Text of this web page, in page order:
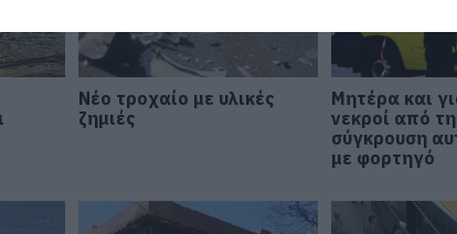
Νέο τροχαίο με υλικές
ζημιές
Μητέρα και
νεκροί από τη
σύγκρουση
με φορτηγό